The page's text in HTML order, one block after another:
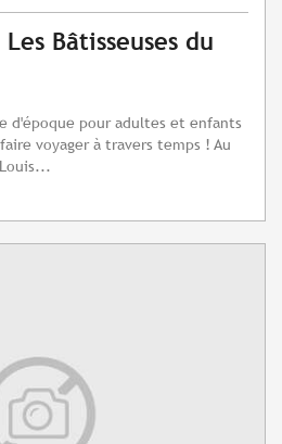
Bâtisseuses du
d'époque pour adultes et enfants
voyager à travers temps ! Au